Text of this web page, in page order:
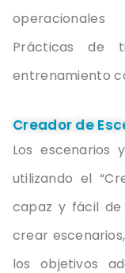
operacionales
Prácticas de
entrenamiento
Creador de
Losescenarios
utilizando el “
capaz y fácil
crear escenarios,
los
objetivos